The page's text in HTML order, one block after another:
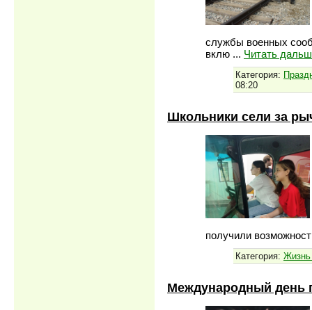
службы военных
вклю ... Читать
Категория:
08:20
Школьники сели за
получили
Категория:
Международный день